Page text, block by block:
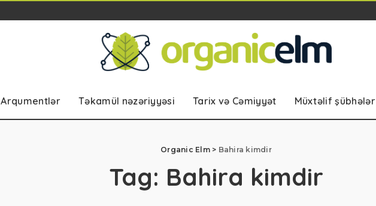
Arqumentlər Təkamül nəzəriyyəsi Tarix və Cəmiyyət Müxtəlif şübhələr
Organic Elm> Bahira kimdir
Tag: Bahira kimdir